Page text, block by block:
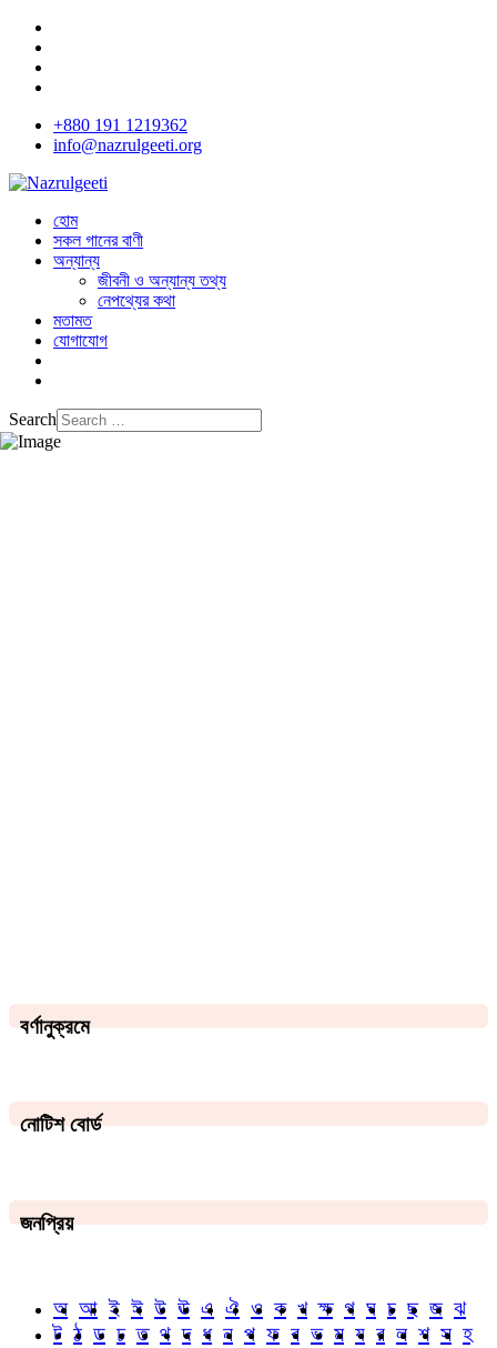
+880 191 1219362
info@nazrulgeeti.org
হোম
সকল গানের বাণী
অন্যান্য
জীবনী ও অন্যান্য তথ্য
নেপথ্যের কথা
মতামত
যোগাযোগ
Search
বর্ণানুক্রমে
নোটিশ বোর্ড
জনপ্রিয়
অ আ ই ঈ উ ঊ এ ঐ ও ক খ ক্ষ গ ঘ চ ছ জ ঝ
ট ঠ ড ঢ ত থ দ ধ ন প ফ ব ভ ম য র ল শ স হ